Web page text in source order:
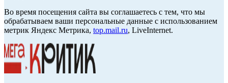
Во время посещения сайта вы соглашаетесь с тем, что мы
обрабатываем ваши персональные данные с использованием
метрик Яндекс Метрика, top.mail.ru, LiveInternet.